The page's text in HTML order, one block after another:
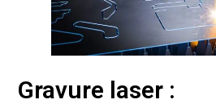
Gravure laser :